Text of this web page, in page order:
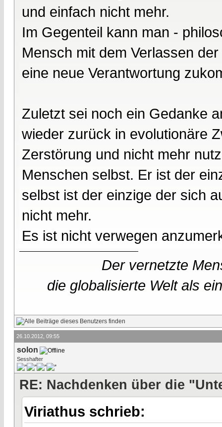
und einfach nicht mehr.
Im Gegenteil kann man -
Mensch mit dem Verlassen
eine neue Verantwortung
Zuletzt sei noch ein Gedanke
wieder zurück in evolutionäre
Zerstörung und nicht mehr
Menschen selbst. Er ist der
selbst ist der einzige der sich
nicht mehr.
Es ist nicht verwegen
Der vernetzte
die globalisierte Welt als
26.10.2012, 09:55
solon
Sesshafter
RE: Nachdenken über die
Viriathus schrieb: